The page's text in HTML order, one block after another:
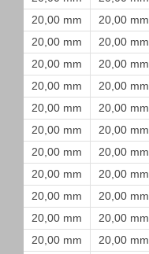
20,00 mm
20,00 mm
20,00 mm
20,00 mm
20,00 mm
20,00 mm
20,00 mm
20,00 mm
20,00 mm
20,00 mm
20,00 mm
20,00 mm
20,00 mm
20,00 mm
20,00 mm
20,00 mm
20,00 mm
20,00 mm
20,00 mm
20,00 mm
20,00 mm
20,00 mm